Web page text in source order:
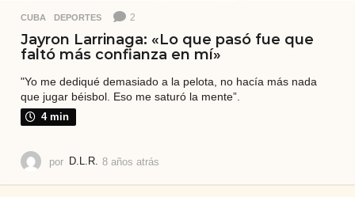
CUBA ,DEPORTES 2
Jayron Larrinaga: «Lo que pasó fue que
faltó más confianza en mí»
"Yo me dediqué demasiado a la pelota, no hacía más nada
que jugar béisbol. Eso me saturó la mente”.
4 min
por D.L.R. 8 años atrás